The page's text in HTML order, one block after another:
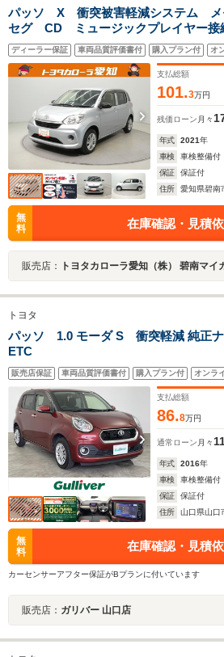
パッソ X 衝突被害軽減システム
セグ CD ミュージックプレイヤー
ト スマートキー キーレス アイド
ワンオーナー
ディーラー保証 車両品質評価書付 購入プラン付 オ
支払総額
101.3万円
残価ローン 月々
年式 2021年
車検
車検整備付
保証
保証付
住所
愛知県碧南
無
料
在庫確認・見積
販売店： トヨタカローラ愛知（株） 碧南マイ
トヨタ
パッソ 1.0 モーダ S 衝突軽減 純正ナ
ETC
販売店保証 車両品質評価書付 購入プラン付 オンラ
支払総額
86.8万円
通常ローン 月々
年式 2016年
車検
車検整備付
保証
保証付
住所
山口県山口
無
料
在庫確認・見積
カーセンサーアフター保証がBプランに付いています
販売店： ガリバー 山口店